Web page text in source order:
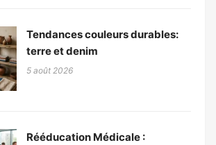
Tendances couleurs durables:
terre et denim
5 août 2026
Rééducation Médicale :